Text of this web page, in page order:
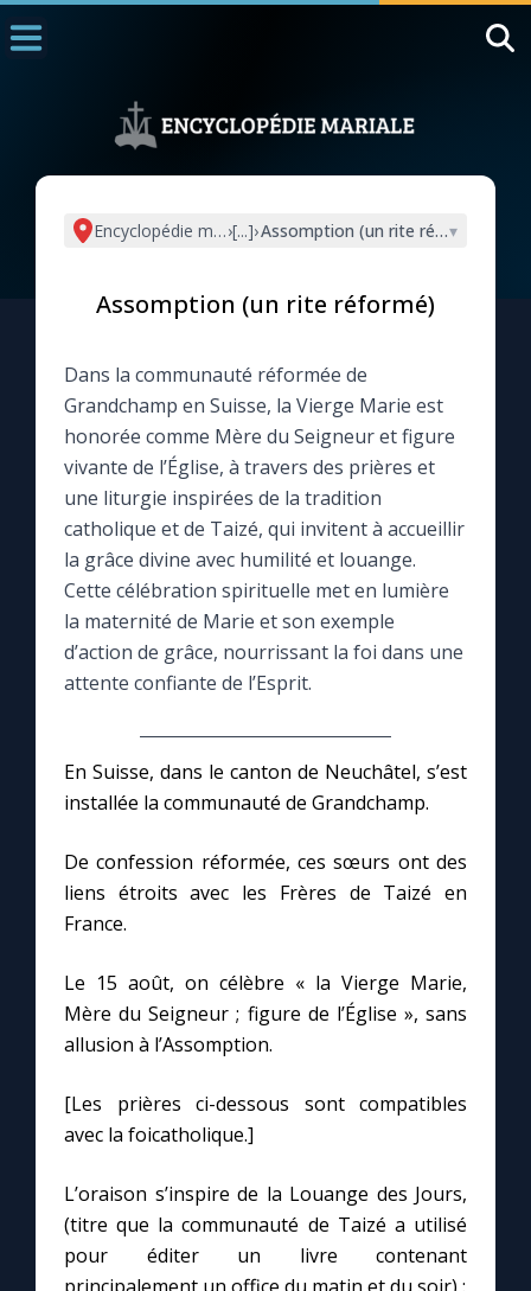
L'actualité de la semaine
La chaîne Youtube
La newsletter
La vidéo de la semaine
Le compte Tiktok
Le magazine
Questions-réponses
Avec Thérèse de Lisieux
L'Évangile chaque jour
Les premiers samedis du mois
Marie qui défait les nœuds
Me consacrer à Jésus par Marie
Mes intentions de prière
Encyclopédie mariale
›[...]›Assomption (un rite réformé)
▾
Assomption (un rite réformé)
Dans la communauté réformée de
Grandchamp en Suisse, la Vierge Marie est
honorée comme Mère du Seigneur et figure
vivante de l’Église, à travers des prières et
une liturgie inspirées de la tradition
catholique et de Taizé, qui invitent à accueillir
la grâce divine avec humilité et louange.
Cette célébration spirituelle met en lumière
la maternité de Marie et son exemple
d’action de grâce, nourrissant la foi dans une
attente confiante de l’Esprit.
En Suisse, dans le canton de Neuchâtel, s’est
installée la communauté de Grandchamp.
De confession réformée, ces sœurs ont des
liens étroits avec les Frères de Taizé en
France.
Le 15 août, on célèbre « la Vierge Marie,
Mère du Seigneur ; figure de l’Église », sans
allusion à l’Assomption.
[Les prières ci-dessous sont compatibles
avec la foicatholique.]
L’oraison s’inspire de la Louange des Jours,
(titre que la communauté de Taizé a utilisé
pour éditer un livre contenant